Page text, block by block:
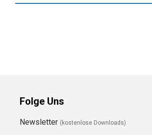
Folge Uns
Newsletter (kostenlose Downloads)